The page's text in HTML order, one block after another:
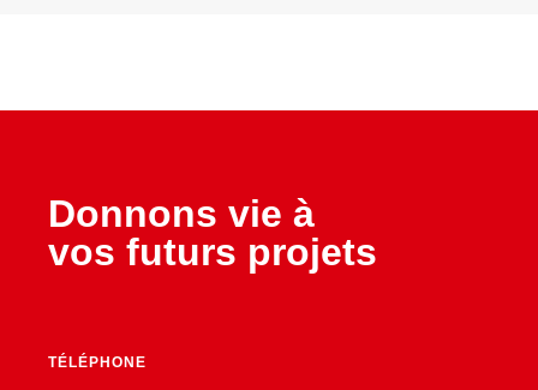
Donnons vie à
vos futurs projets
TÉLÉPHONE